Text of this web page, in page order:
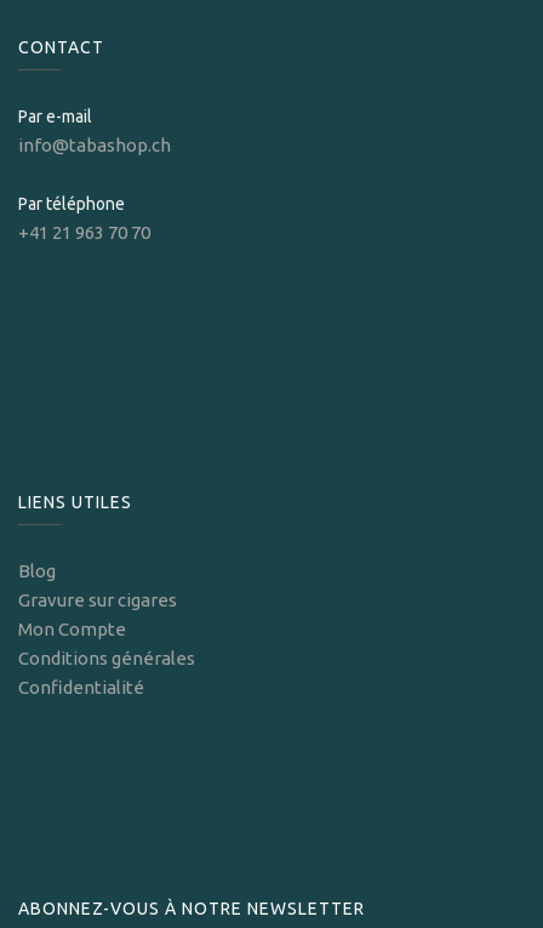
CONTACT
Par e-mail
info@tabashop.ch
Par téléphone
+41 21 963 70 70
LIENS UTILES
Blog
Gravure sur cigares
Mon Compte
Conditions générales
Confidentialité
ABONNEZ-VOUS À NOTRE NEWSLETTER